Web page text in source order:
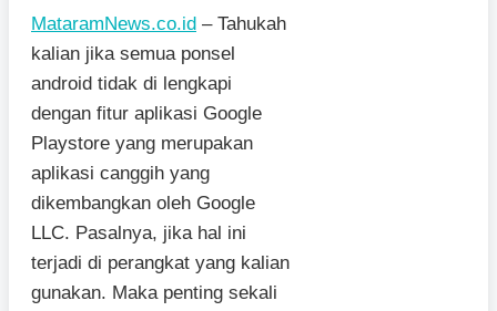
MataramNews.co.id – Tahukah
kalian jika semua ponsel
android tidak di lengkapi
dengan fitur aplikasi Google
Playstore yang merupakan
aplikasi canggih yang
dikembangkan oleh Google
LLC. Pasalnya, jika hal ini
terjadi di perangkat yang kalian
gunakan. Maka penting sekali